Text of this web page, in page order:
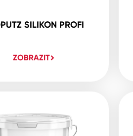
SILIKON PROFI
ZOBRAZIT